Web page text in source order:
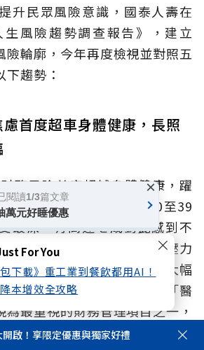
For You
下載》重工業到餐飲都用AI！
本增效全攻略
升民眾風險意識，國泰人壽在
風險趨勢調查報告》，建立
險輪廓，今年再度檢視並對照五
趨勢：
首度超車身體健康，長照
務風險首度超越身體健康，躍
人生風險。這項轉變在30至39
最深，有高達七成對此感到不
、低利率與長照成本攀升的壓力
備與老後生活規劃的急迫感大幅
，有13.5%的受訪者直接將「醫
最重視的財務管理項目之一，
健康議題轉化為財務議題。
啟！享限定優惠與獨家好禮
閱讀1/3篇文章
萬元好睡優惠
×